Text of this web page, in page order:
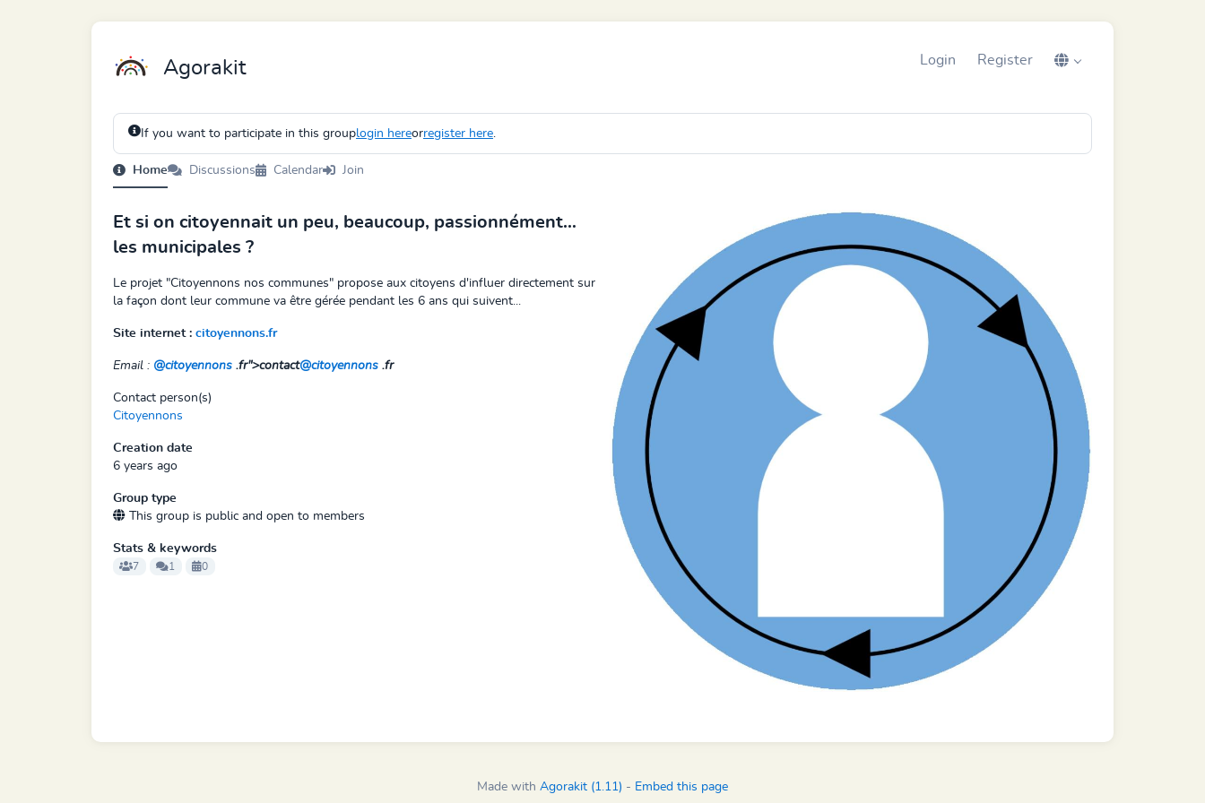
Agorakit Login Register
If you want to participate in this grouplogin hereorregister here.
Home Discussions Calendar Join
Et si on citoyennait un peu, beaucoup, passionnément…
les municipales ?
Le projet "Citoyennons nos communes" propose aux citoyens d'influer directement sur
la façon dont leur commune va être gérée pendant les 6 ans qui suivent...
Site internet : citoyennons.fr
Email : @citoyennons .fr">contact@citoyennons .fr
Contact person(s)
Citoyennons
Creation date
6 years ago
Group type
This group is public and open to members
Stats & keywords
7 1 0
Made with Agorakit (1.11) - Embed this page